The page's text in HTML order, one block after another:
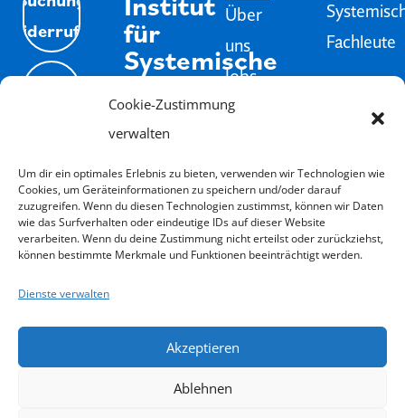
Cookie-Zustimmung
verwalten
Um dir ein optimales Erlebnis zu bieten, verwenden wir Technologien wie
Cookies, um Geräteinformationen zu speichern und/oder darauf
zuzugreifen. Wenn du diesen Technologien zustimmst, können wir Daten
wie das Surfverhalten oder eindeutige IDs auf dieser Website
verarbeiten. Wenn du deine Zustimmung nicht erteilst oder zurückziehst,
können bestimmte Merkmale und Funktionen beeinträchtigt werden.
Dienste verwalten
Akzeptieren
Ablehnen
Widerrufen
Isyflow
für
Systemische
Therapie
und
Beratung
e.V.
Goethestraße
76
34119
Kassel
Telefon
0561
Über
uns
Jobs
Impressum
Schweigeverpflichtung
Anmelde-
und
Rücktrittsbedingungen
Nichts
mehr
verpassen
Fachleute
Infos
&